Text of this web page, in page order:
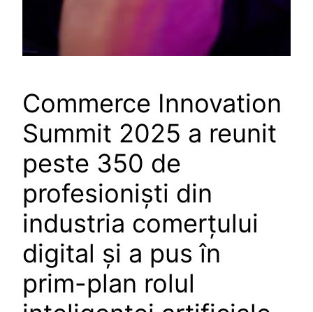
Commerce Innovation
Summit 2025 a reunit
peste 350 de
profesioniști din
industria comerțului
digital și a pus în
prim-plan rolul